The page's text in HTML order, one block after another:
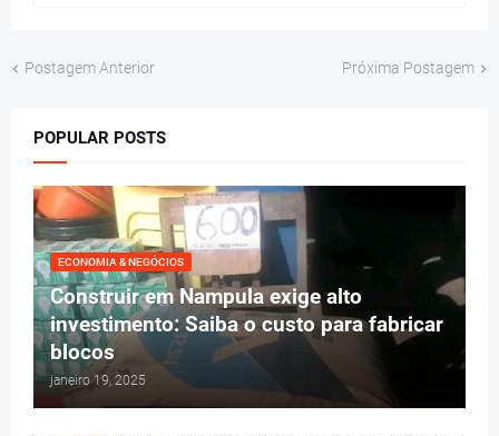
Postagem Anterior Próxima Postagem
POPULAR POSTS
ECONOMIA & NEGÓCIOS
Construir em Nampula exige alto
investimento: Saiba o custo para fabricar
blocos
janeiro 19, 2025